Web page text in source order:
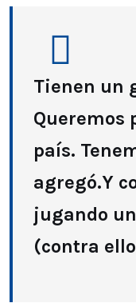
Tienen un
Queremos
país.
agregó.Y
jugando
(contra